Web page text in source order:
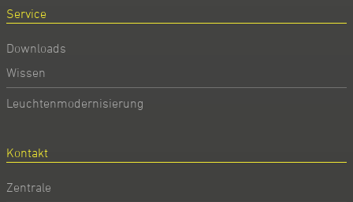
Service
Downloads
Wissen
Leuchtenmodernisierung
Kontakt
Zentrale